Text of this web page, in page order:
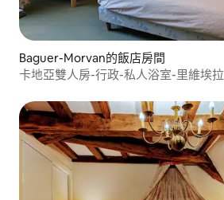
Baguer-Morvan的飯店房間
卡地亞雙人房-行政-私人浴室-里維埃拉